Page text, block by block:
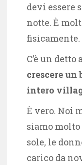
devi essere
notte. È
fisicamente.
C’è un detto
crescere un
intero
È vero. Noi
siamo
sole, le
carico da